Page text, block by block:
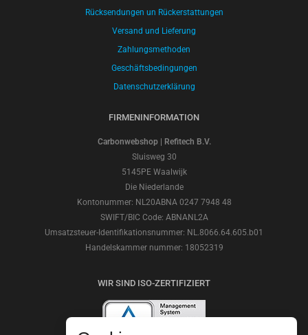
Rücksendungen un Rückerstattungen
Versand und Lieferung
Zahlungsmethoden
Geschäftsbedingungen
Datenschutzerklärung
FIRMENINFORMATION
Carbonwebshop | Refitech B.V.
Sluisweg 30
5145PE Waalwijk
Die Niederlande
Kontonummer: NL20ABNA 0247 7948 48
SWIFT/BIC Code: ABNANL2A
Umsatzsteuer-Identifikationsnummer: NL.8066.64.605.b01
Handelskammer nummer: 18052319
WIR SIND ISO-ZERTIFIZIERT